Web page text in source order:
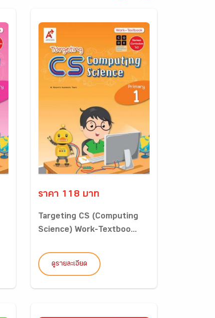
ราคา 118 บาท
Targeting CS (Computing
Science) Work-Textboo...
ดูรายละเอียด